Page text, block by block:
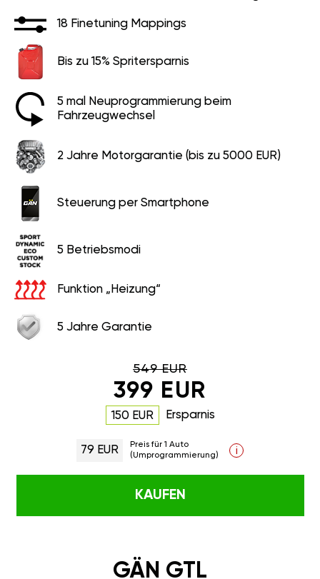
18 Finetuning Mappings
Bis zu 15% Spritersparnis
5 mal Neuprogrammierung beim
Fahrzeugwechsel
2 Jahre Motorgarantie (bis zu 5000 EUR)
Steuerung per Smartphone
5 Betriebsmodi
Funktion „Heizung“
5 Jahre Garantie
549 EUR
399 EUR
150 EUR Ersparnis
79 EUR
Preis für 1 Auto
(Umprogrammierung)
i
KAUFEN
GÄN GTL